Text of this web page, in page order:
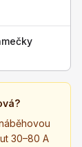
30–80 A